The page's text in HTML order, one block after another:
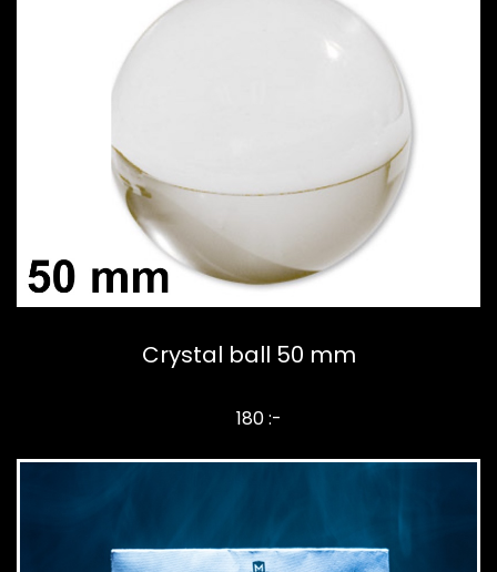
Crystal ball 50 mm
180 :-